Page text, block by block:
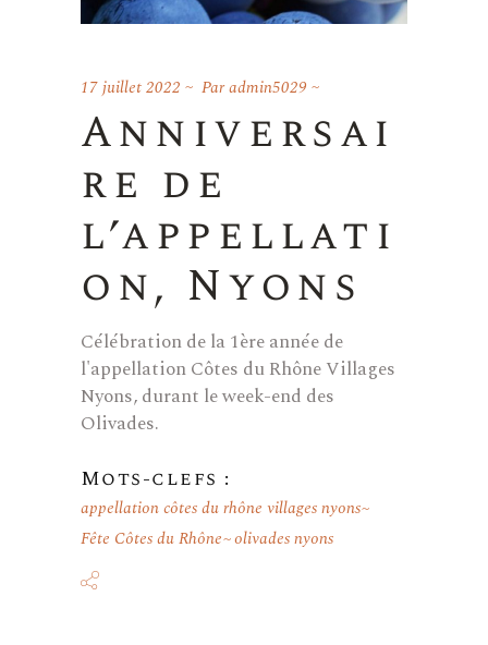
17 juillet 2022 Paradmin5029
Anniversai
re de
l’appellati
on, Nyons
Célébration de la 1ère année de
l'appellation Côtes du Rhône Villages
Nyons, durant le week-end des
Olivades.
Mots-clefs :
appellation côtes du rhône villages nyons
Fête Côtes du Rhône olivades nyons